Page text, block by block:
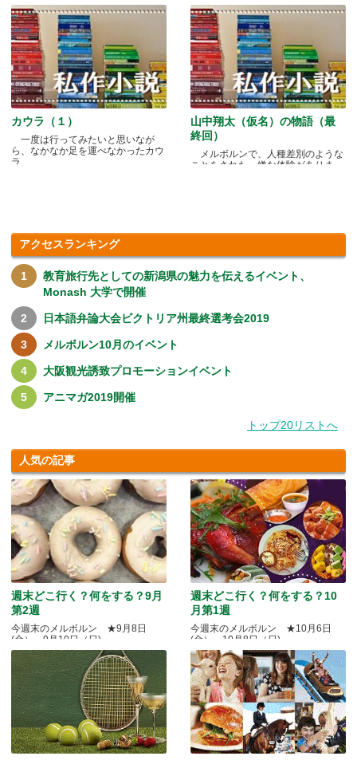
カウラ（１）
一度は行ってみたいと思いなが
ら、なかなか足を運べなかったカウ
ラ.....
山中翔太（仮名）の物語（最
終回）
メルボルンで、人種差別のような
ことをされた、嫌な体験がありま
アクセスランキング
教育旅行先としての新潟県の魅力を伝えるイベント、
Monash 大学で開催
日本語弁論大会ビクトリア州最終選考会2019
メルボルン10月のイベント
大阪観光誘致プロモーションイベント
アニマガ2019開催
トップ20リストへ
人気の記事
週末どこ行く？何をする？9月
第2週
今週末のメルボルン ★9月8日
(金）～9月10日（日)
週末どこ行く？何をする？10
月第1週
今週末のメルボルン ★10月6日
(金）～10月8日（日)